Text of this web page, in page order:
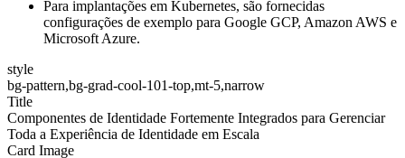
Para implantações em Kubernetes, são fornecidas
configurações de exemplo para Google GCP, Amazon AWS e
Microsoft Azure.
style
bg-pattern,bg-grad-cool-101-top,mt-5,narrow
Title
Componentes de Identidade Fortemente Integrados para Gerenciar
Toda a Experiência de Identidade em Escala
Card Image